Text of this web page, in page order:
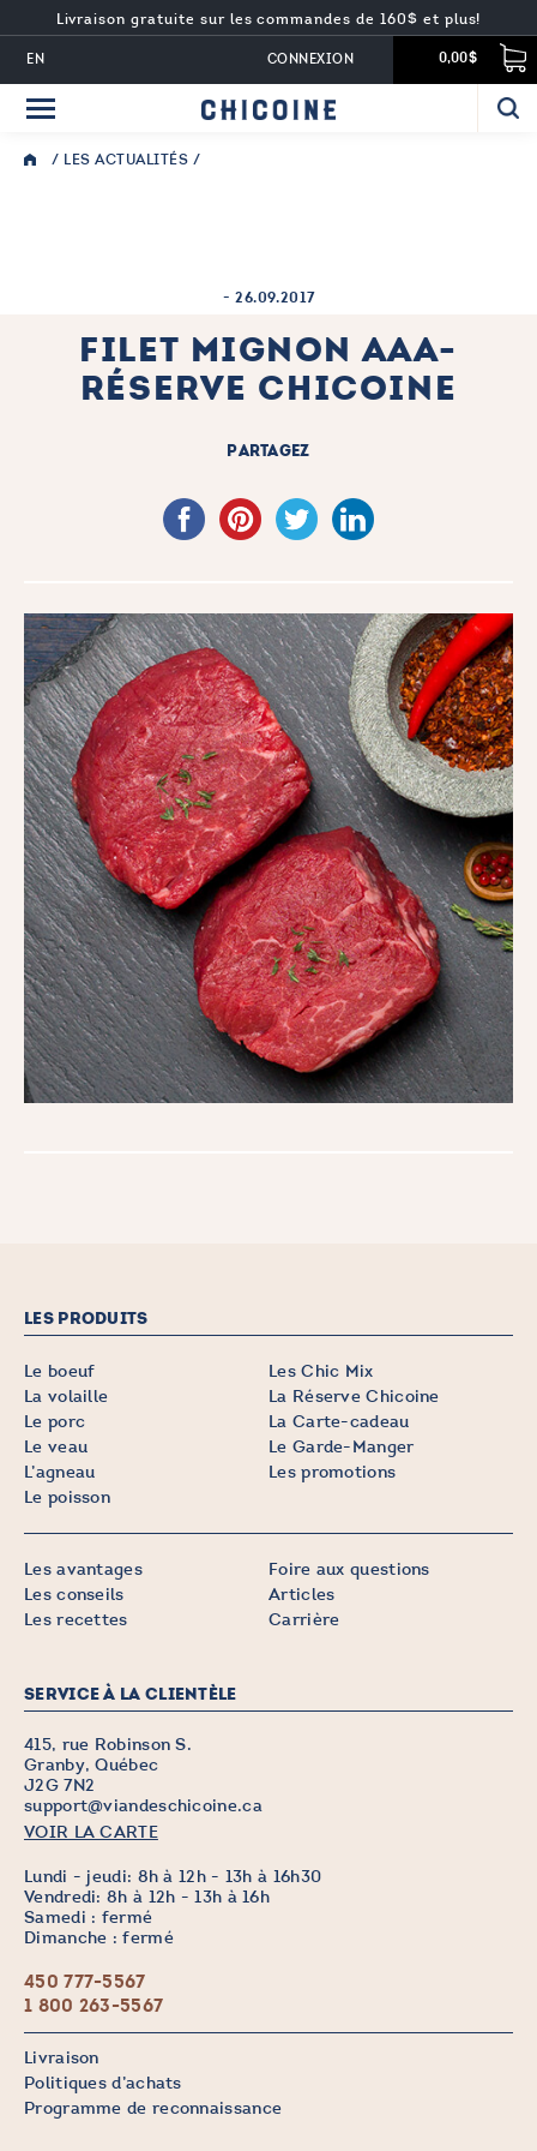
EN
Livraison gratuite sur les commandes de 160$ et plus!
0,00$
CONNEXION
/ LES ACTUALITÉS /
- 26.09.2017
FILET MIGNON AAA-
RÉSERVE CHICOINE
PARTAGEZ
LES PRODUITS
Le boeuf
La volaille
Le porc
Le veau
L’agneau
Le poisson
Les Chic Mix
La Réserve Chicoine
La Carte-cadeau
Le Garde-Manger
Les promotions
Les avantages
Les conseils
Les recettes
Foire aux questions
Articles
Carrière
SERVICE À LA CLIENTÈLE
415, rue Robinson S.
Granby, Québec
J2G 7N2
support@viandeschicoine.ca
VOIR LA CARTE
Lundi - jeudi: 8h à 12h - 13h à 16h30
Vendredi: 8h à 12h - 13h à 16h
Samedi : fermé
Dimanche : fermé
450 777-5567
1 800 263-5567
Livraison
Politiques d’achats
Programme de reconnaissance